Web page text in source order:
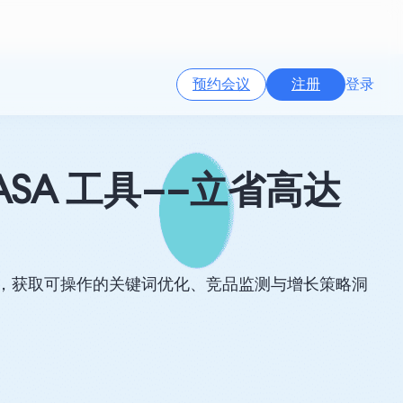
预约会议 注册 登录
工具——立省高达
取可操作的关键词优化、竞品监测与增长策略洞